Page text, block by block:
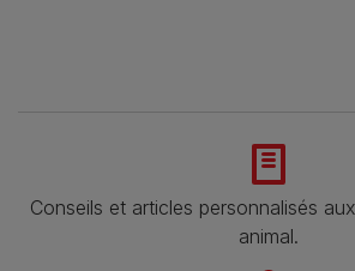
Conseils et articles personnalisés
animal​.